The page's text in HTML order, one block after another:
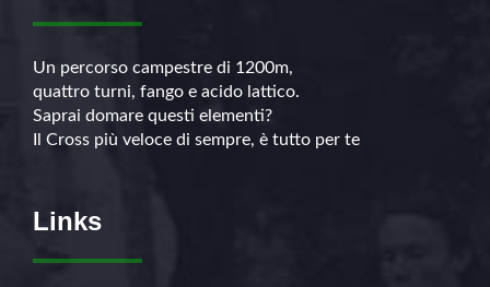
Un percorso campestre di 1200m,
quattro turni, fango e acido lattico.
Saprai domare questi elementi?
Il Cross più veloce di sempre, è tutto per te
Links